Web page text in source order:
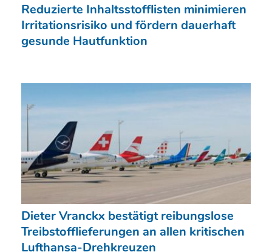
Reduzierte Inhaltsstofflisten minimieren
Irritationsrisiko und fördern dauerhaft
gesunde Hautfunktion
Dieter Vranckx bestätigt reibungslose
Treibstofflieferungen an allen kritischen
Lufthansa-Drehkreuzen